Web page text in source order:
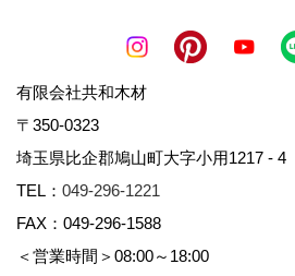
有限会社共和木材
〒350-0323
埼玉県比企郡鳩山町大字小用1217 - 4
TEL： 049-296-1221
FAX：049-296-1588
＜営業時間＞08:00～18:00